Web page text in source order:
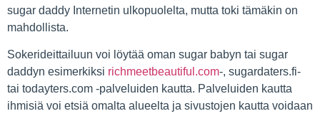
sugar daddy Internetin ulkopuolelta, mutta toki tämäkin on
mahdollista.
Sokerideittailuun voi löytää oman sugar babyn tai sugar
daddyn esimerkiksi richmeetbeautiful.com-, sugardaters.fi-
tai todayters.com -palveluiden kautta. Palveluiden kautta
ihmisiä voi etsiä omalta alueelta ja sivustojen kautta voidaan